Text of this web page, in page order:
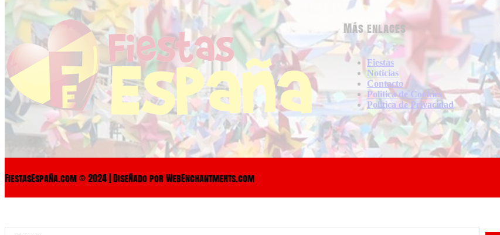
Más enlaces
Fiestas
Noticias
Contacto
Politica de Cookies
Politica de Privacidad
FiestasEspaña.com © 2024 | Diseñado por WebEnchantments.com